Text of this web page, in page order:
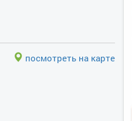
посмотреть на карте